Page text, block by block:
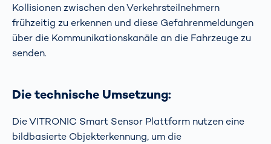
Kollisionen zwischen den Verkehrsteilnehmern
frühzeitig zu erkennen und diese Gefahrenmeldungen
über die Kommunikationskanäle an die Fahrzeuge zu
senden.
Die technische Umsetzung:
Die VITRONIC Smart Sensor Plattform nutzen eine
bildbasierte Objekterkennung, um die